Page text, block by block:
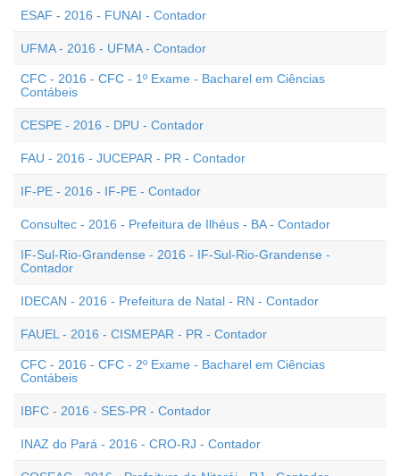
ESAF - 2016 - FUNAI - Contador
UFMA - 2016 - UFMA - Contador
CFC - 2016 - CFC - 1º Exame - Bacharel em Ciências
Contábeis
CESPE - 2016 - DPU - Contador
FAU - 2016 - JUCEPAR - PR - Contador
IF-PE - 2016 - IF-PE - Contador
Consultec - 2016 - Prefeitura de Ilhéus - BA - Contador
IF-Sul-Rio-Grandense - 2016 - IF-Sul-Rio-Grandense -
Contador
IDECAN - 2016 - Prefeitura de Natal - RN - Contador
FAUEL - 2016 - CISMEPAR - PR - Contador
CFC - 2016 - CFC - 2º Exame - Bacharel em Ciências
Contábeis
IBFC - 2016 - SES-PR - Contador
INAZ do Pará - 2016 - CRO-RJ - Contador